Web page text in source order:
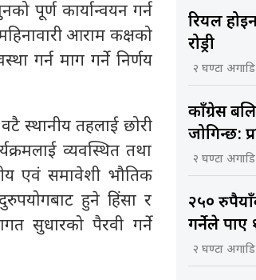
पूर्ण कार्यान्वयन गर्न
आराम कक्षको
गर्न माग गर्ने निर्णय
स्थानीय तहलाई छोरी
व्यवस्थित तथा
एवं समावेशी भौतिक
हुने हिंसा र
सुधारको पैरवी गर्ने
रियल
रोड्री
२ घण्टा अगाडि
काँग्रेस
जोगिन्छ:
२ घण्टा अगाडि
२५०
गर्नेले
२ घण्टा अगाडि